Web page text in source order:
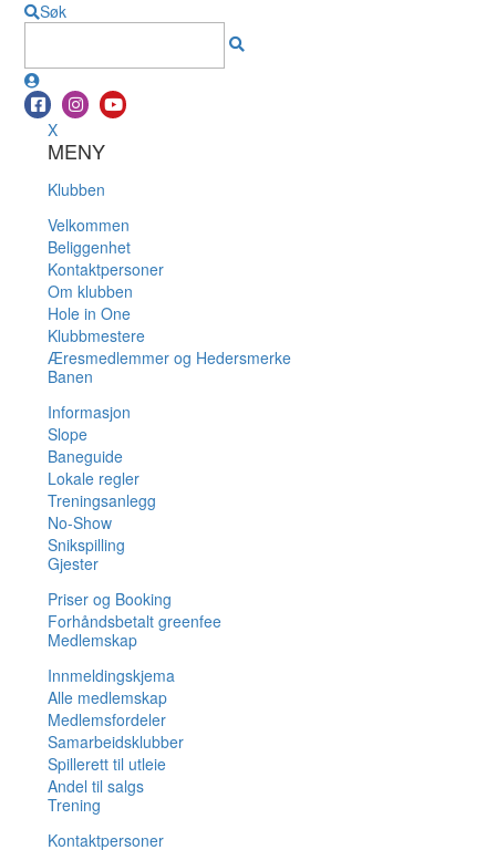
Søk
X
MENY
Klubben
Velkommen
Beliggenhet
Kontaktpersoner
Om klubben
Hole in One
Klubbmestere
Æresmedlemmer og Hedersmerke
Banen
Informasjon
Slope
Baneguide
Lokale regler
Treningsanlegg
No-Show
Snikspilling
Gjester
Priser og Booking
Forhåndsbetalt greenfee
Medlemskap
Innmeldingskjema
Alle medlemskap
Medlemsfordeler
Samarbeidsklubber
Spillerett til utleie
Andel til salgs
Trening
Kontaktpersoner